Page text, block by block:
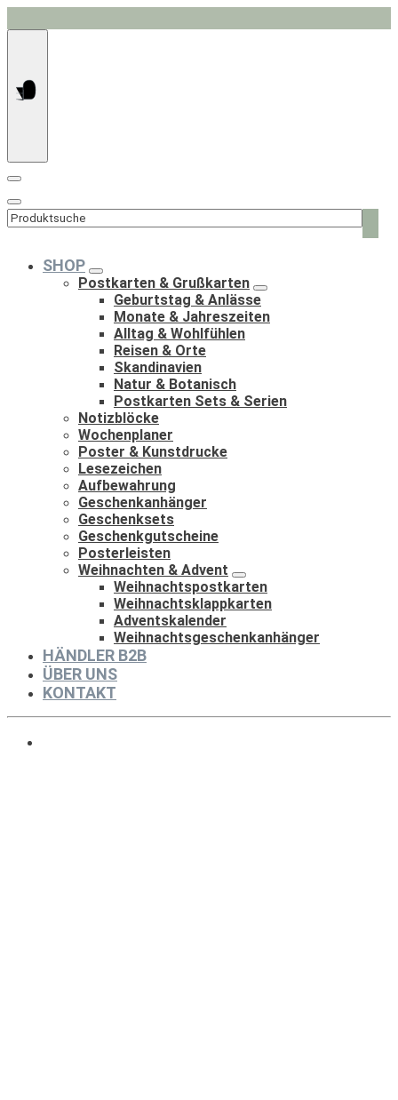
Inhalt
nach:
SHOP
Postkarten & Grußkarten
Geburtstag & Anlässe
Monate & Jahreszeiten
Alltag & Wohlfühlen
Reisen & Orte
Skandinavien
Natur & Botanisch
Postkarten Sets & Serien
Notizblöcke
Wochenplaner
Poster & Kunstdrucke
Lesezeichen
Aufbewahrung
Geschenkanhänger
Geschenksets
Geschenkgutscheine
Posterleisten
Weihnachten & Advent
Weihnachtspostkarten
Weihnachtsklappkarten
Adventskalender
Weihnachtsgeschenkanhänger
HÄNDLER B2B
ÜBER UNS
KONTAKT